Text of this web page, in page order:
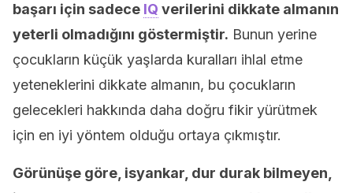
başarı için sadece IQ verilerini dikkate almanın
yeterli olmadığını göstermiştir. Bunun yerine
çocukların küçük yaşlarda kuralları ihlal etme
yeteneklerini dikkate almanın, bu çocukların
gelecekleri hakkında daha doğru fikir yürütmek
için en iyi yöntem olduğu ortaya çıkmıştır.
Görünüşe göre, isyankar, dur durak bilmeyen,